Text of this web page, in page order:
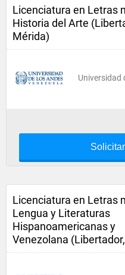
Licenciatura en Letras
Historia del Arte
Mérida)
Universidad
Licenciatura en Letras
Lengua y Literaturas
Hispanoamericanas y
Venezolana